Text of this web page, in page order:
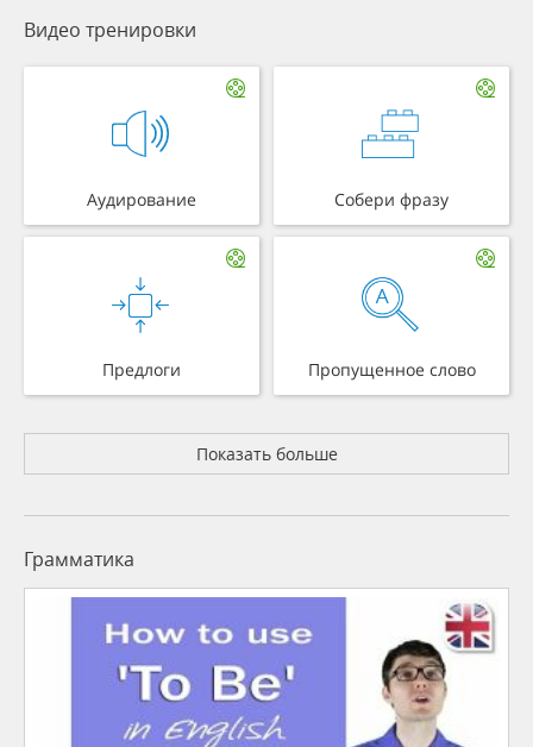
Видео тренировки
Аудирование Собери фразу
Предлоги Пропущенное слово
Показать больше
Грамматика